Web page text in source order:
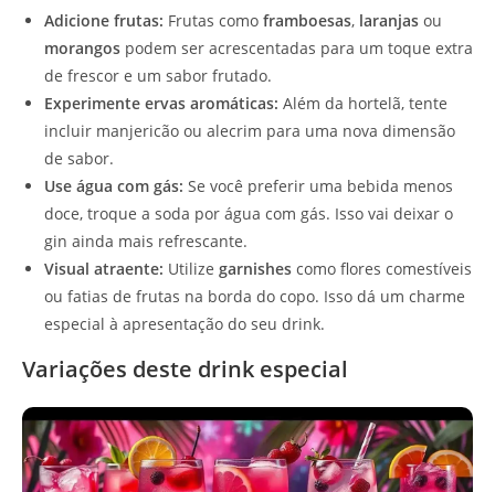
Adicione frutas: Frutas como framboesas, laranjas ou
morangos podem ser acrescentadas para um toque extra
de frescor e um sabor frutado.
Experimente ervas aromáticas: Além da hortelã, tente
incluir manjericão ou alecrim para uma nova dimensão
de sabor.
Use água com gás: Se você preferir uma bebida menos
doce, troque a soda por água com gás. Isso vai deixar o
gin ainda mais refrescante.
Visual atraente: Utilize garnishes como flores comestíveis
ou fatias de frutas na borda do copo. Isso dá um charme
especial à apresentação do seu drink.
Variações deste drink especial